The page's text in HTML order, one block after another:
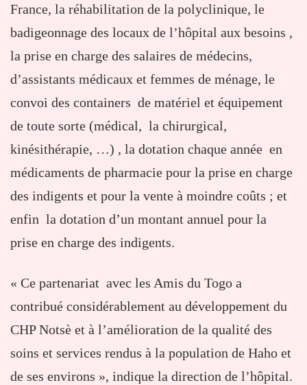
France, la réhabilitation de la polyclinique, le
badigeonnage des locaux de l’hôpital aux besoins ,
la prise en charge des salaires de médecins,
d’assistants médicaux et femmes de ménage, le
convoi des containers de matériel et équipement
de toute sorte (médical, la chirurgical,
kinésithérapie, …) , la dotation chaque année en
médicaments de pharmacie pour la prise en charge
des indigents et pour la vente à moindre coûts ; et
enfin la dotation d’un montant annuel pour la
prise en charge des indigents.
« Ce partenariat avec les Amis du Togo a
contribué considérablement au développement du
CHP Notsè et à l’amélioration de la qualité des
soins et services rendus à la population de Haho et
de ses environs », indique la direction de l’hôpital.